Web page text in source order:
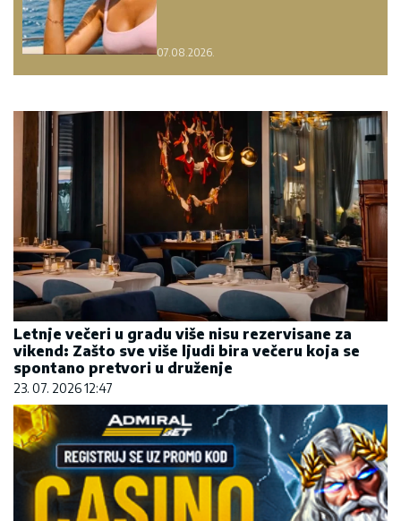
07.08.2026.
Letnje večeri u gradu više nisu rezervisane za
vikend: Zašto sve više ljudi bira večeru koja se
spontano pretvori u druženje
23. 07. 2026 12:47